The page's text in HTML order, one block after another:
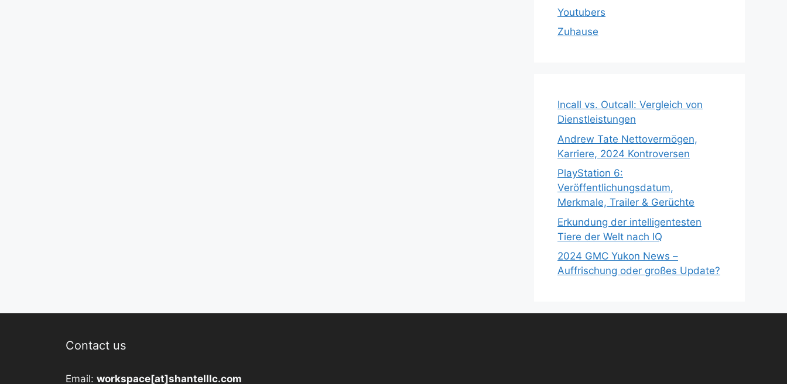
Youtubers
Zuhause
Incall vs. Outcall: Vergleich von
Dienstleistungen
Andrew Tate Nettovermögen,
Karriere, 2024 Kontroversen
PlayStation 6:
Veröffentlichungsdatum,
Merkmale, Trailer & Gerüchte
Erkundung der intelligentesten
Tiere der Welt nach IQ
2024 GMC Yukon News –
Auffrischung oder großes Update?
Contact us
Email: workspace[at]shantelllc.com